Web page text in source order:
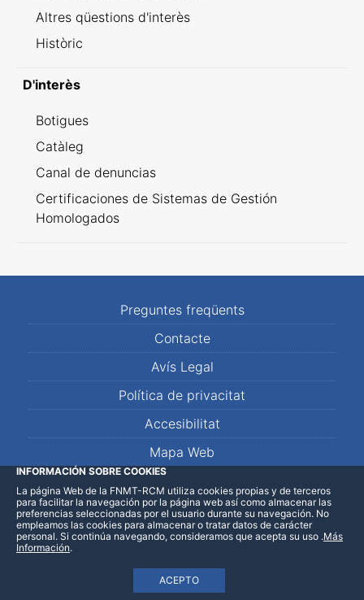
Altres qüestions d'interès
Històric
D'interès
Botigues
Catàleg
Canal de denuncias
Certificaciones de Sistemas de Gestión
Homologados
Preguntes freqüents
Contacte
Avís Legal
Política de privacitat
Accesibilitat
Mapa Web
LinkedInFacebookWhatsApp
INFORMACIÓN SOBRE COOKIES
La página Web de la FNMT-RCM utiliza cookies propias y de terceros
para facilitar la navegación por la página web así como almacenar las
preferencias seleccionadas por el usuario durante su navegación. No
empleamos las cookies para almacenar o tratar datos de carácter
personal. Si continúa navegando, consideramos que acepta su uso
ACEPTO
.Más
Información.